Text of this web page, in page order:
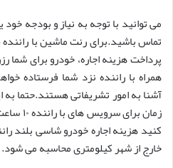
می توانید با توجه به نیاز و بودجه خود
تماس باشید.برای رنت ماشین با
پرداخت هزینه اجاره، خودرو برای
همراه با راننده نزد شما فرستاده
آشنا به امور تشریفاتی هستند.حتما
زمان
کنید هزینه اجاره خودرو شاسی بلند
خارج از شهر کیلومتری محاسبه می شود.